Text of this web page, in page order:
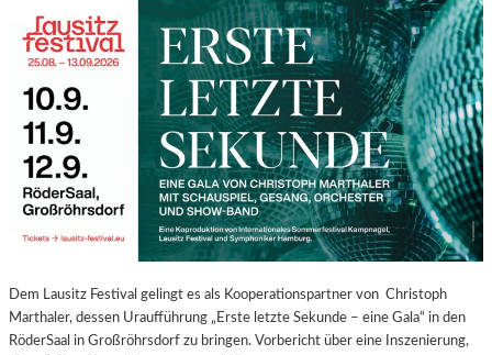
N
S
T
Ü
H
L
E
N
“
–
A
U
S
S
T
Dem Lausitz Festival gelingt es als Kooperationspartner von Christoph
Marthaler, dessen Uraufführung „Erste letzte Sekunde – eine Gala“ in den
RöderSaal in Großröhrsdorf zu bringen. Vorbericht über eine Inszenierung,